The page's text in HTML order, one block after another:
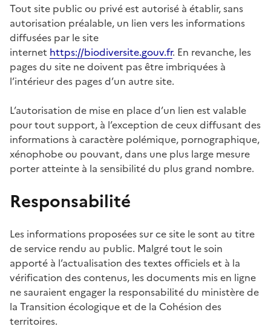
Tout site public ou privé est autorisé à établir, sans
autorisation préalable, un lien vers les informations
diffusées par le site
internet https://biodiversite.gouv.fr. En revanche, les
pages du site ne doivent pas être imbriquées à
l’intérieur des pages d’un autre site.
L’autorisation de mise en place d’un lien est valable
pour tout support, à l’exception de ceux diffusant des
informations à caractère polémique, pornographique,
xénophobe ou pouvant, dans une plus large mesure
porter atteinte à la sensibilité du plus grand nombre.
Responsabilité
Les informations proposées sur ce site le sont au titre
de service rendu au public. Malgré tout le soin
apporté à l’actualisation des textes officiels et à la
vérification des contenus, les documents mis en ligne
ne sauraient engager la responsabilité du ministère de
la Transition écologique et de la Cohésion des
territoires.